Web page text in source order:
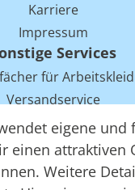
eigene und
einen attraktiven
Weitere
Karriere
Impressum
Services
für
Versandservice
Mietwäsche bei
Tracking mit